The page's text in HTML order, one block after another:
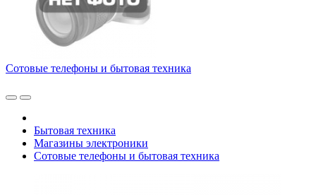
Сотовые телефоны и бытовая техника
Бытовая техника
Магазины электроники
Сотовые телефоны и бытовая техника